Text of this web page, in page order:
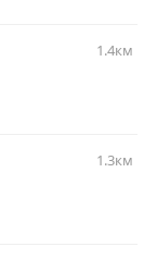
1.4км
1.3км